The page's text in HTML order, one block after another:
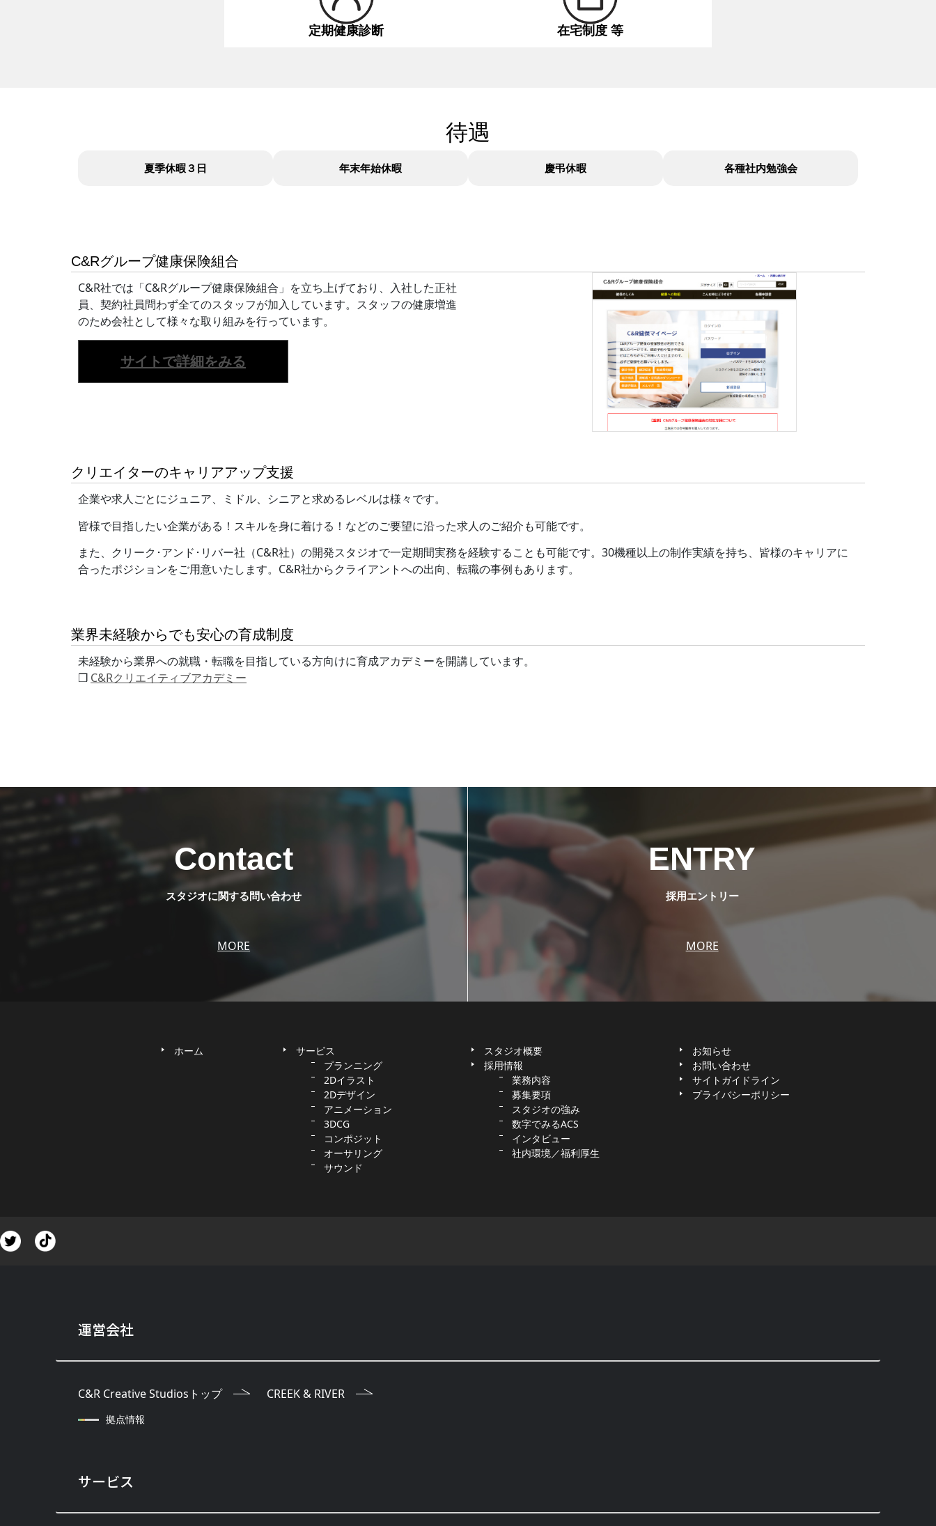
定期健康診断 在宅制度 等
待遇
夏季休暇３日 年末年始休暇 慶弔休暇 各種社内勉強会
C&Rグループ健康保険組合
C&R社では「C&Rグループ健康保険組合」を立ち上げており、入社した正社
員、契約社員問わず全てのスタッフが加入しています。スタッフの健康増進
のため会社として様々な取り組みを行っています。
サイトで詳細をみる
クリエイターのキャリアアップ支援
企業や求人ごとにジュニア、ミドル、シニアと求めるレベルは様々です。
皆様で目指したい企業がある！スキルを身に着ける！などのご要望に沿った求人のご紹介も可能です。
また、クリーク･アンド･リバー社（C&R社）の開発スタジオで一定期間実務を経験することも可能です。30機種以上の制作実績を持ち、皆様のキャリアに
合ったポジションをご用意いたします。C&R社からクライアントへの出向、転職の事例もあります。
業界未経験からでも安心の育成制度
未経験から業界への就職・転職を目指している方向けに育成アカデミーを開講しています。
❒ C&Rクリエイティブアカデミー
Contact
スタジオに関する問い合わせ
MORE
ENTRY
採用エントリー
MORE
ホーム
サービス
プランニング
2Dイラスト
2Dデザイン
アニメーション
3DCG
コンポジット
オーサリング
サウンド
スタジオ概要
採用情報
業務内容
募集要項
スタジオの強み
数字でみるACS
インタビュー
社内環境／福利厚生
お知らせ
お問い合わせ
サイトガイドライン
プライバシーポリシー
運営会社
C&R Creative Studiosトップ
拠点情報
CREEK & RIVER
サービス